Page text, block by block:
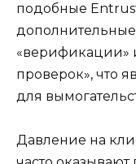
подобные
«верификации»
проверок», что
для
Давление на